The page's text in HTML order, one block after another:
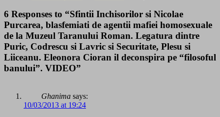
6 Responses to “Sfintii Inchisorilor si Nicolae
Purcarea, blasfemiati de agentii mafiei homosexuale
de la Muzeul Taranului Roman. Legatura dintre
Puric, Codrescu si Lavric si Securitate, Plesu si
Liiceanu. Eleonora Cioran il deconspira pe “filosoful
banului”. VIDEO”
Ghanima says:
10/03/2013 at 19:24